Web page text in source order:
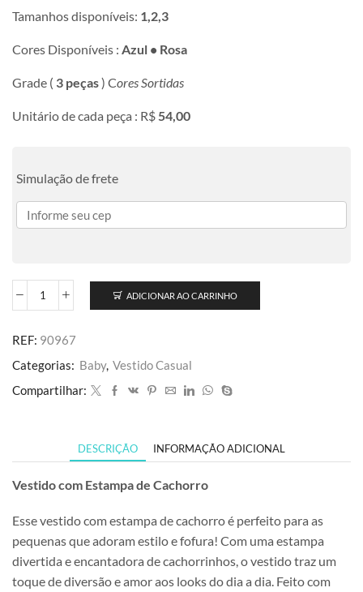
Tamanhos disponíveis: 1,2,3
Cores Disponíveis : Azul • Rosa
Grade ( 3 peças) Cores Sortidas
Unitário de cada peça : R$54,00
Simulação de frete
ADICIONAR AO CARRINHO
REF: 90967
Categorias: Baby, Vestido Casual
Compartilhar:
DESCRIÇÃO INFORMAÇÃO ADICIONAL
Vestido com Estampa de Cachorro
Esse vestido com estampa de cachorro é perfeito para as
pequenas que adoram estilo e fofura! Com uma estampa
divertida e encantadora de cachorrinhos, o vestido traz um
toque de diversão e amor aos looks do dia a dia. Feito com